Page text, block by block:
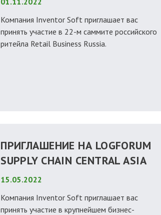
Компания Inventor Soft приглашает вас
принять участие в 22-м саммите российского
ритейла Retail Business Russia.
ПРИГЛАШЕНИЕ НА LOGFORUM
SUPPLY CHAIN CENTRAL ASIA
15.05.2022
Компания Inventor Soft приглашает вас
принять участие в крупнейшем бизнес-